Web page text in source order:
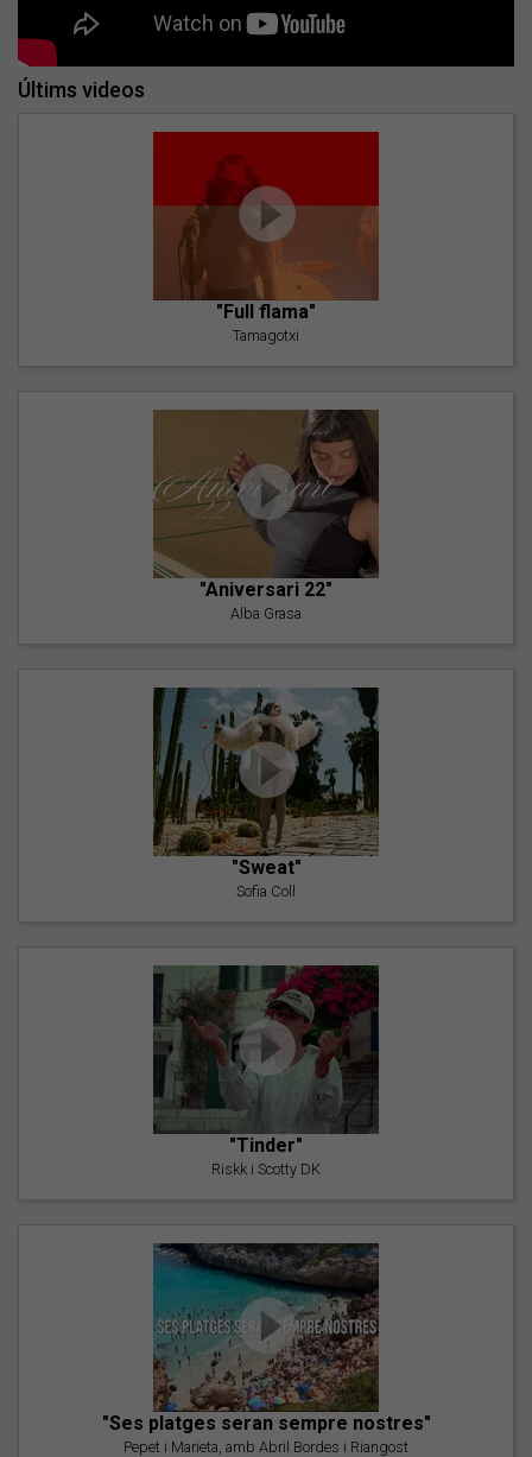
Últims videos
"Full flama"
Tamagotxi
"Aniversari 22"
Alba Grasa
"Sweat"
Sofia Coll
"Tinder"
Riskk i Scotty DK
"Ses platges seran sempre nostres"
Pepet i Marieta, amb Abril Bordes i Riangost